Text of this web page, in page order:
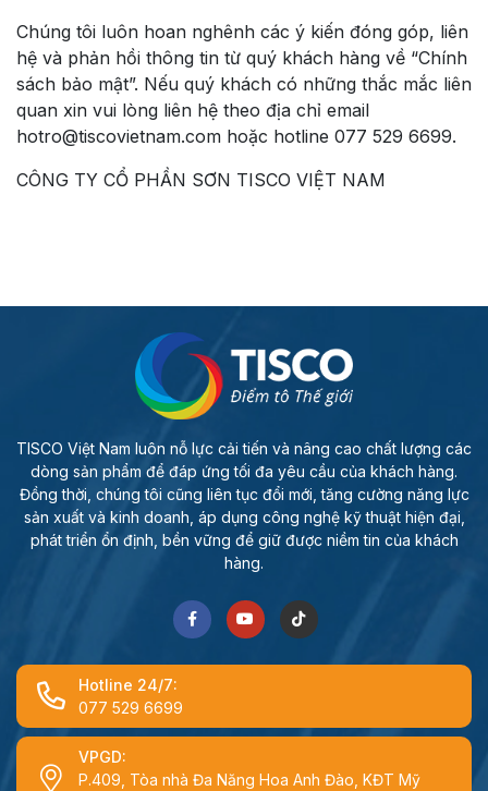
Chúng tôi luôn hoan nghênh các ý kiến đóng góp, liên
hệ và phản hồi thông tin từ quý khách hàng về “Chính
sách bảo mật”. Nếu quý khách có những thắc mắc liên
quan xin vui lòng liên hệ theo địa chỉ email
hotro@tiscovietnam.com hoặc hotline 077 529 6699.
CÔNG TY CỔ PHẦN SƠN TISCO VIỆT NAM
TISCO Việt Nam luôn nỗ lực cải tiến và nâng cao chất lượng các
dòng sản phẩm để đáp ứng tối đa yêu cầu của khách hàng.
Đồng thời, chúng tôi cũng liên tục đổi mới, tăng cường năng lực
sản xuất và kinh doanh, áp dụng công nghệ kỹ thuật hiện đại,
phát triển ổn định, bền vững để giữ được niềm tin của khách
hàng.
Hotline 24/7:
077 529 6699
VPGD:
P.409, Tòa nhà Đa Năng Hoa Anh Đào, KĐT Mỹ